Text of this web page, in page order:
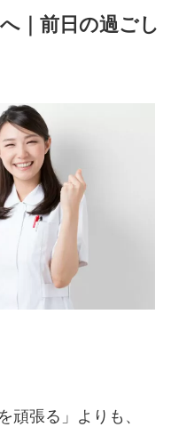
｜前日の過ごし
頑張る」よりも、